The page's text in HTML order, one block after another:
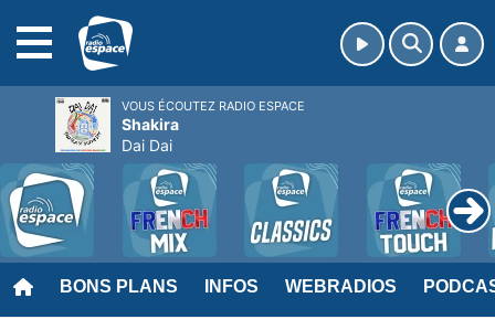
BONS PLANS INFOS WEBRADIOS
VOUS ÉCOUTEZ RADIO ESPACE
Shakira
Dai Dai